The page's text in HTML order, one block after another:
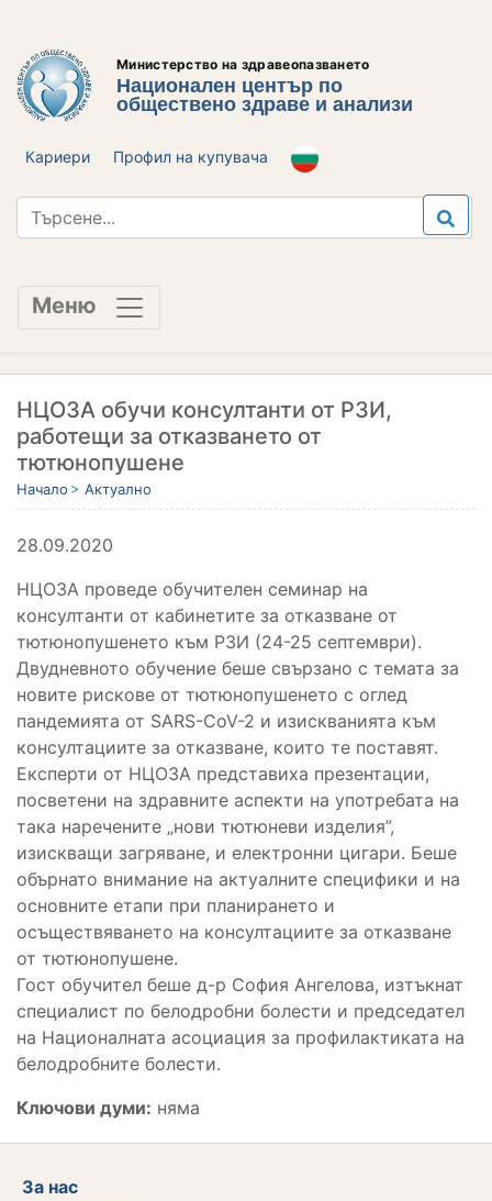
Министерство на здравеопазването
Национален център по
обществено здраве и анализи
Кариери Профил на купувача
Меню
НЦОЗА обучи консултанти от РЗИ,
работещи за отказването от
тютюнопушене
Начало Актуално
28.09.2020
НЦОЗА проведе обучителен семинар на
консултанти от кабинетите за отказване от
тютюно­пушенето към РЗИ (24-25 септември).
Двудневното обучение беше свързано с темата за
новите рискове от тютюно­пушенето с оглед
пандемията от SARS-CoV-2 и изискванията към
консул­тациите за отказване, които те поставят.
Експерти от НЦОЗА представиха презентации,
посветени на здравните аспекти на употребата на
така наречените „нови тютюневи изделия”,
изискващи загряване, и електронни цигари. Беше
обърнато внимание на актуалните специфики и на
основните етапи при планирането и
осъществяването на консултациите за отказване
от тютюно­пушене.
Гост обучител беше д-р София Ангелова, изтъкнат
специалист по белодробни болести и председател
на Националната асоциация за профилактиката на
белодробните болести.
Ключови думи: няма
За нас